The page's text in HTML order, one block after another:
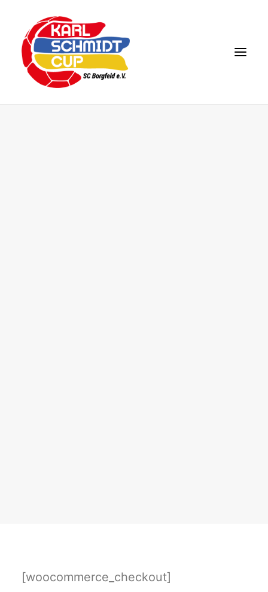
[woocommerce_checkout]